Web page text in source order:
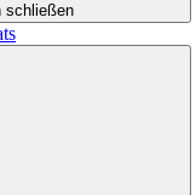
schließen